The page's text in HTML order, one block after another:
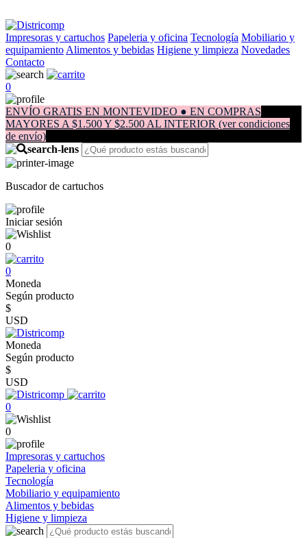
Impresoras y cartuchos Papeleria y oficina Tecnología Mobiliario y
equipamiento Alimentos y bebidas Higiene y limpieza Novedades
Contacto
0
ENVÍO GRATIS EN MONTEVIDEO ● EN COMPRAS
MAYORES A $1.500 Y $2.500 AL INTERIOR (ver condiciones
de envío)
Buscador de cartuchos
Iniciar sesión
0
0
Moneda
Según producto
$
USD
Moneda
Según producto
$
USD
0
0
Impresoras y cartuchos
Papeleria y oficina
Tecnología
Mobiliario y equipamiento
Alimentos y bebidas
Higiene y limpieza